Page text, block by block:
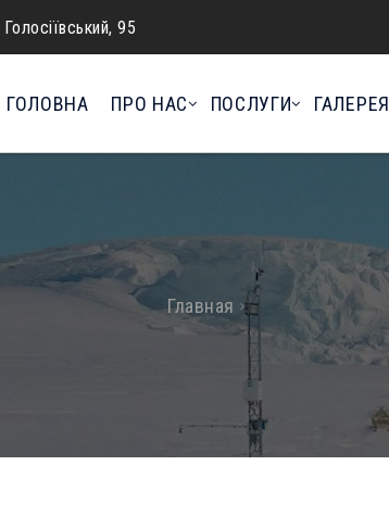
95
ГОЛОВНА ПРО НАС ПОСЛУГИ ГАЛЕРЕЯ
Главная